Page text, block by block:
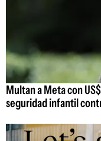
Multan a Meta con
seguridad infantil